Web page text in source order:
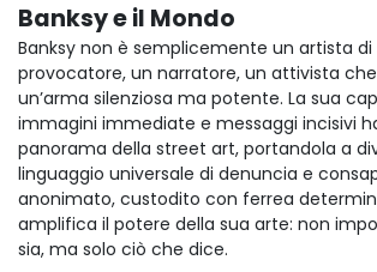
Banksy e il Mondo
Banksy non è semplicemente un artista di
provocatore, un narratore, un attivista
un’arma silenziosa ma potente. La sua
immagini immediate e messaggi incisivi
panorama della street art, portandola a
linguaggio universale di denuncia e
anonimato, custodito con ferrea
amplifica il potere della sua arte: non
sia, ma solo ciò che dice.